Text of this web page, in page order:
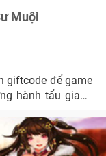
Muội
giftcode để game
hành tẩu giang